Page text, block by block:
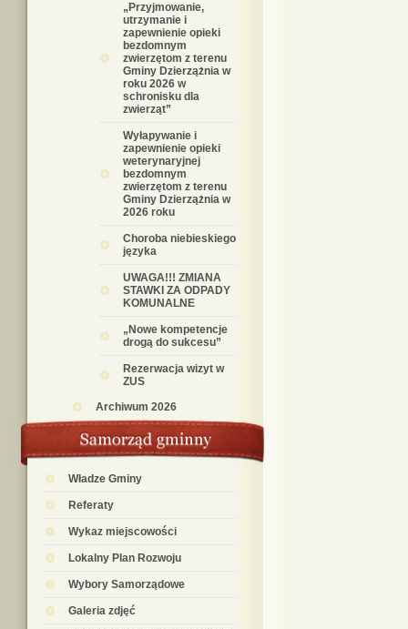
„Przyjmowanie,
utrzymanie i
zapewnienie opieki
bezdomnym
zwierzętom z terenu
Gminy Dzierzążnia w
roku 2026 w
schronisku dla
zwierząt”
Wyłapywanie i
zapewnienie opieki
weterynaryjnej
bezdomnym
zwierzętom z terenu
Gminy Dzierzążnia w
2026 roku
Choroba niebieskiego
języka
UWAGA!!! ZMIANA
STAWKI ZA ODPADY
KOMUNALNE
„Nowe kompetencje
drogą do sukcesu”
Rezerwacja wizyt w
ZUS
Archiwum 2026
Władze Gminy
Referaty
Wykaz miejscowości
Lokalny Plan Rozwoju
Wybory Samorządowe
Galeria zdjęć